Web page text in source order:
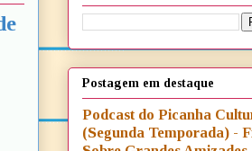
Postagem em destaque
Podcast do Picanha
(Segunda Temporada) -